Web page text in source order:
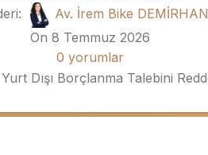
Av. İrem Bike DEMİRHAN
On 8 Temmuz 2026
0 yorumlar